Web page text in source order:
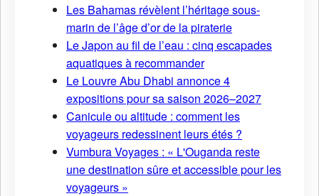
Les Bahamas révèlent l’héritage sous-
marin de l’âge d’or de la piraterie
Le Japon au fil de l’eau : cinq escapades
aquatiques à recommander
Le Louvre Abu Dhabi annonce 4
expositions pour sa saison 2026–2027
Canicule ou altitude : comment les
voyageurs redessinent leurs étés ?
Vumbura Voyages : « L'Ouganda reste
une destination sûre et accessible pour les
voyageurs »